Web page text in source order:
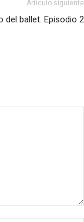
Artículo siguiente
del ballet. Episodio 2